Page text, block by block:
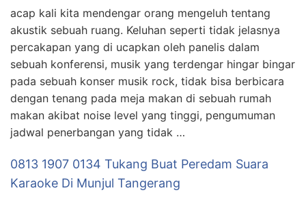
acap kali kita mendengar orang mengeluh tentang
akustik sebuah ruang. Keluhan seperti tidak jelasnya
percakapan yang di ucapkan oleh panelis dalam
sebuah konferensi, musik yang terdengar hingar bingar
pada sebuah konser musik rock, tidak bisa berbicara
dengan tenang pada meja makan di sebuah rumah
makan akibat noise level yang tinggi, pengumuman
jadwal penerbangan yang tidak …
0813 1907 0134 Tukang Buat Peredam Suara
Karaoke Di Munjul Tangerang